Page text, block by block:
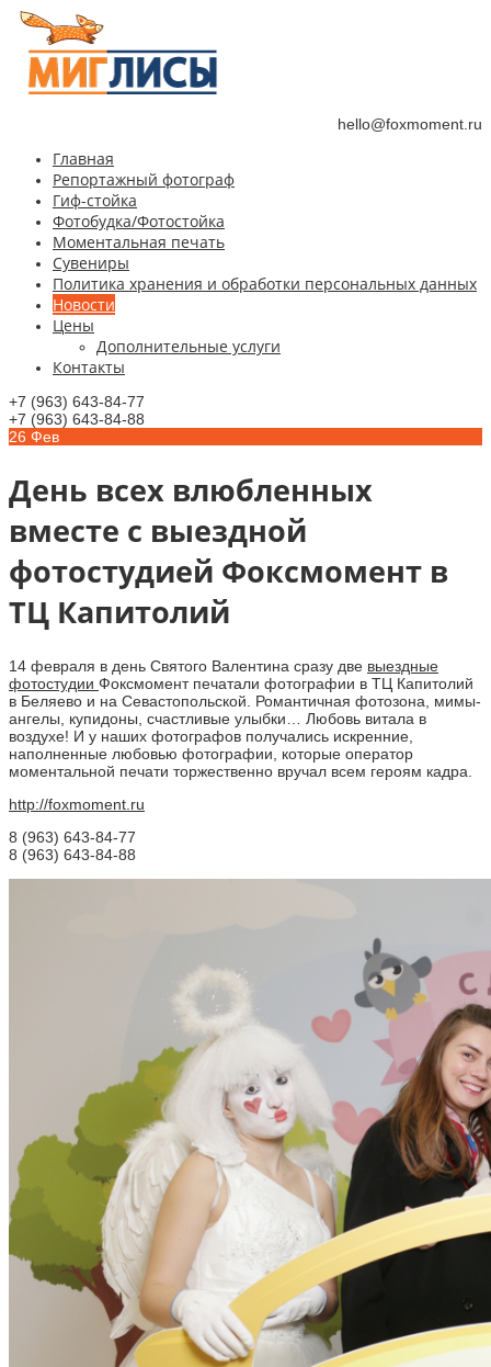
hello@foxmoment.ru
Главная
Репортажный фотограф
Гиф-стойка
Фотобудка/Фотостойка
Моментальная печать
Сувениры
Политика хранения и обработки персональных данных
Новости
Цены
Дополнительные услуги
Контакты
+7 (963) 643-84-77
+7 (963) 643-84-88
26 Фев
День всех влюбленных
вместе с выездной
фотостудией Фоксмомент в
ТЦ Капитолий
14 февраля в день Святого Валентина сразу две выездные
фотостудии Фоксмомент печатали фотографии в ТЦ Капитолий
в Беляево и на Севастопольской. Романтичная фотозона, мимы-
ангелы, купидоны, счастливые улыбки… Любовь витала в
воздухе! И у наших фотографов получались искренние,
наполненные любовью фотографии, которые оператор
моментальной печати торжественно вручал всем героям кадра.
http://foxmoment.ru
8 (963) 643-84-77
8 (963) 643-84-88